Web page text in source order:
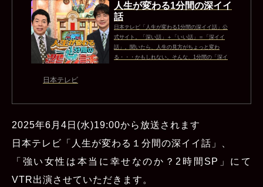
人生が変わる1分間の深イイ
話
日本テレビ「人生が変わる1分間の深イイ話」公
式サイト。「深い話」＋「いい話」＝「深イイ
話」。聞いたら、人生の見方がちょっと変わ
る・・・かもしれない。そんな、1分間の「深イ
日本テレビ
2025年6月4日(水)19:00から放送されます
日本テレビ「人生が変わる１分間の深イイ話」、
「強い女性は本当に幸せなのか？2時間SP」にて
VTR出演させていただきます。